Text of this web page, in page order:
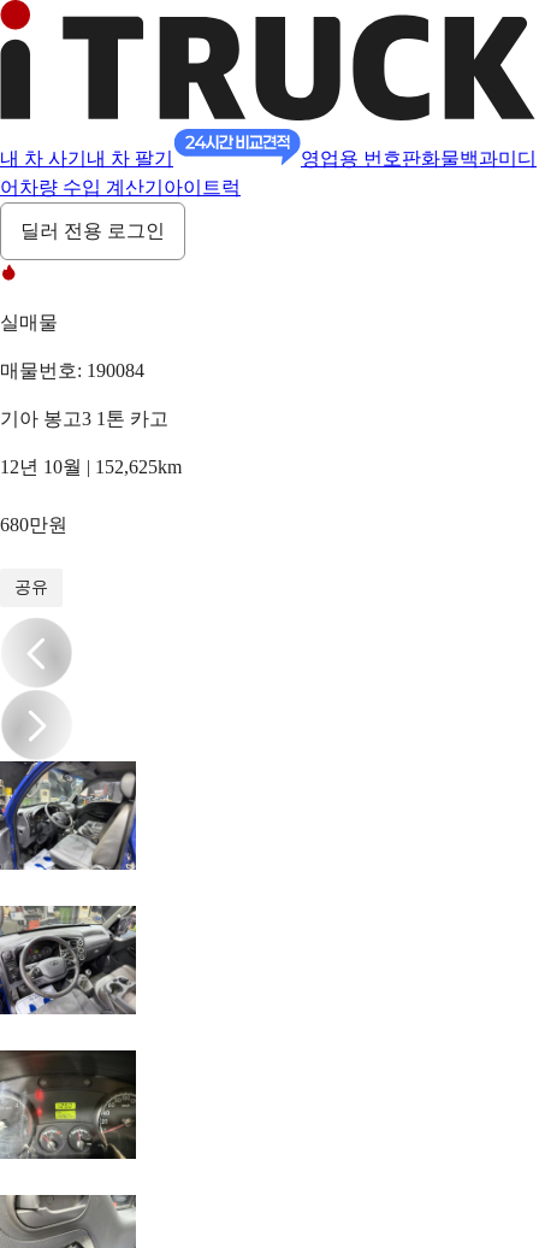
내 차 사기 내 차 팔기 영업용 번호판화물백과미디
어 차량 수입 계산기 아이트럭
딜러 전용 로그인
실매물
매물번호: 190084
기아 봉고3 1톤 카고
12년 10월 | 152,625km
680만원
공유
/15